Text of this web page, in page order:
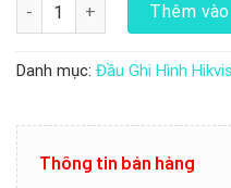
Thêm
Danh mục: Đầu Ghi Hình
Thông tin bán hàng